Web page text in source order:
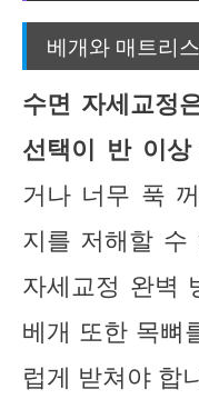
베개와 매트리
수면 자세교정
선택이 반 이상
거나 너무 푹
지를 저해할 수
자세교정 완벽
베개 또한 목뼈
럽게 받쳐야 합